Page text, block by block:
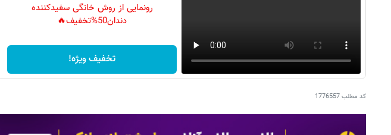
رونمایی از روش خانگی سفیدکننده
دندان50%تخفیف🔥
تخفیف ویژه!
کد مطلب1776557